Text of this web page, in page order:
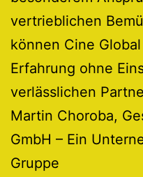
vertrieblichen
können Cine
Erfahrung ohne
verlässlichen
Martin Choroba,
GmbH – Ein
Gruppe